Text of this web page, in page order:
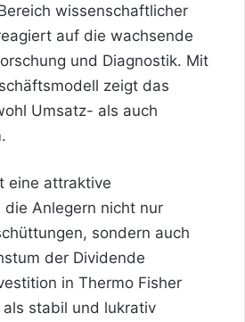
wissenschaftlicher
auf die wachsende
und Diagnostik. Mit
zeigt das
Umsatz- als auch
eine attraktive
Anlegern nicht nur
sondern auch
der Dividende
in Thermo Fisher
stabil und lukrativ